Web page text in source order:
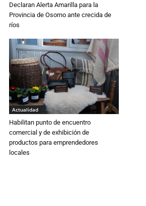
Declaran Alerta Amarilla para la
Provincia de Osorno ante crecida de
ríos
Actualidad
Habilitan punto de encuentro
comercial y de exhibición de
productos para emprendedores
locales